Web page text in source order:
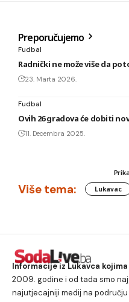
Preporučujemo
Fudbal
Radnički ne može više da
23. Marta 2026.
Fudbal
Ovih 26 gradova će dobiti
11. Decembra 2025.
Više tema: Lukavac
Informacije iz Lukavca
2009. godine i od tada smo
najutjecajniji medij na